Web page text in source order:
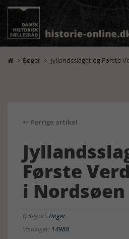
 Bøger  Jyllandsslaget og Første
Forrige artikel
Første
i Nordsøen
Kategori:Bøger
Visninger: 14988